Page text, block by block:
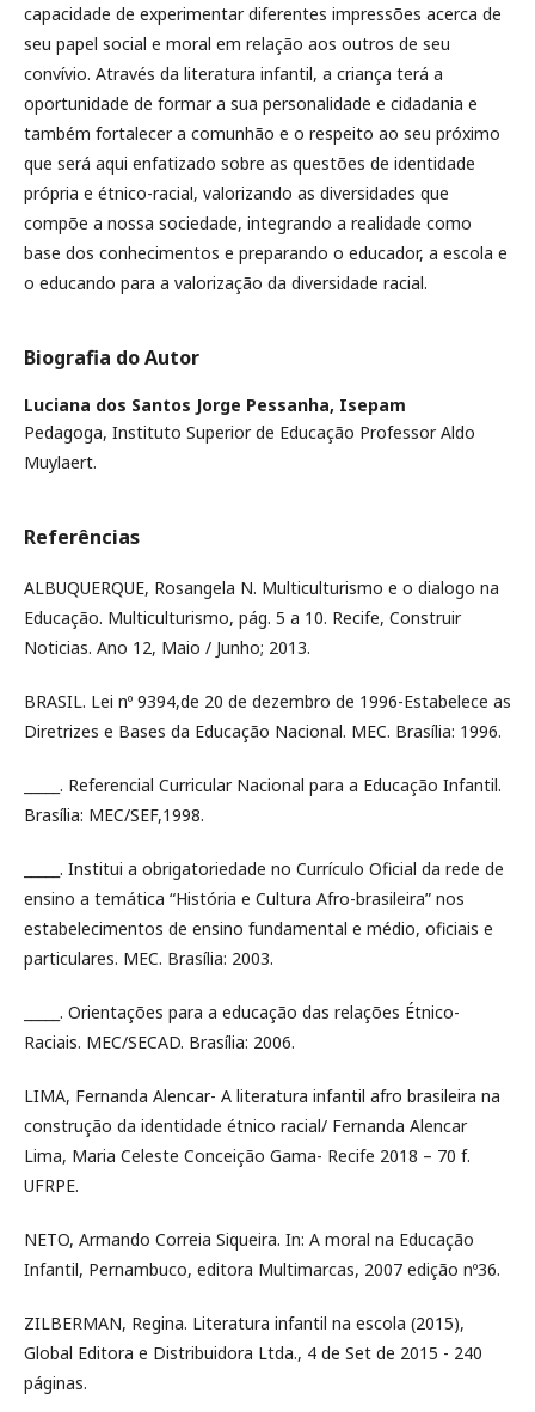
capacidade de experimentar diferentes impressões acerca de
seu papel social e moral em relação aos outros de seu
convívio. Através da literatura infantil, a criança terá a
oportunidade de formar a sua personalidade e cidadania e
também fortalecer a comunhão e o respeito ao seu próximo
que será aqui enfatizado sobre as questões de identidade
própria e étnico-racial, valorizando as diversidades que
compõe a nossa sociedade, integrando a realidade como
base dos conhecimentos e preparando o educador, a escola e
o educando para a valorização da diversidade racial.
Biografia do Autor
Luciana dos Santos Jorge Pessanha, Isepam
Pedagoga, Instituto Superior de Educação Professor Aldo
Muylaert.
Referências
ALBUQUERQUE, Rosangela N. Multiculturismo e o dialogo na
Educação. Multiculturismo, pág. 5 a 10. Recife, Construir
Noticias. Ano 12, Maio / Junho; 2013.
BRASIL. Lei nº 9394,de 20 de dezembro de 1996-Estabelece as
Diretrizes e Bases da Educação Nacional. MEC. Brasília: 1996.
_____. Referencial Curricular Nacional para a Educação Infantil.
Brasília: MEC/SEF,1998.
_____. Institui a obrigatoriedade no Currículo Oficial da rede de
ensino a temática “História e Cultura Afro-brasileira” nos
estabelecimentos de ensino fundamental e médio, oficiais e
particulares. MEC. Brasília: 2003.
_____. Orientações para a educação das relações Étnico-
Raciais. MEC/SECAD. Brasília: 2006.
LIMA, Fernanda Alencar- A literatura infantil afro brasileira na
construção da identidade étnico racial/ Fernanda Alencar
Lima, Maria Celeste Conceição Gama- Recife 2018 – 70 f.
UFRPE.
NETO, Armando Correia Siqueira. In: A moral na Educação
Infantil, Pernambuco, editora Multimarcas, 2007 edição nº36.
ZILBERMAN, Regina. Literatura infantil na escola (2015),
Global Editora e Distribuidora Ltda., 4 de Set de 2015 - 240
páginas.